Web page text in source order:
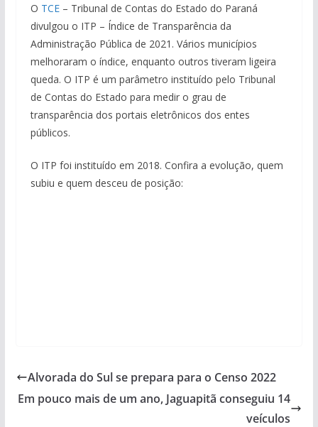
O TCE – Tribunal de Contas do Estado do Paraná
divulgou o ITP – Índice de Transparência da
Administração Pública de 2021. Vários municípios
melhoraram o índice, enquanto outros tiveram ligeira
queda. O ITP é um parâmetro instituído pelo Tribunal
de Contas do Estado para medir o grau de
transparência dos portais eletrônicos dos entes
públicos.
O ITP foi instituído em 2018. Confira a evolução, quem
subiu e quem desceu de posição:
Alvorada do Sul se prepara para o Censo 2022
Em pouco mais de um ano, Jaguapitã conseguiu 14
veículos